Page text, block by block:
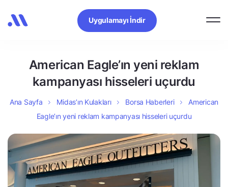
Uygulamayı İndir
American Eagle’ın yeni reklam
kampanyası hisseleri uçurdu
Ana Sayfa Midas’ın Kulakları Borsa Haberleri
American
Eagle’ın yeni reklam kampanyası hisseleri uçurdu